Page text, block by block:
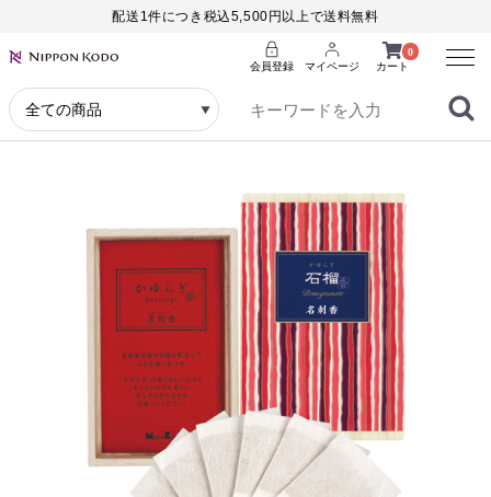
配送1件につき税込5,500円以上で送料無料
0
カート
会員登録 マイページ
Menu